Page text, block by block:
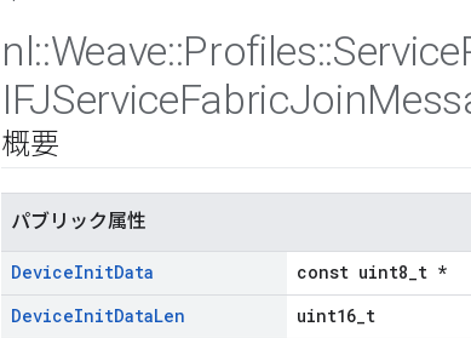
nl::Weave::Profiles::Service
IFJServiceFabricJoin
概要
パブリック属性
DeviceInitData
const uint8_t *
DeviceInitDataLen
uint16_t